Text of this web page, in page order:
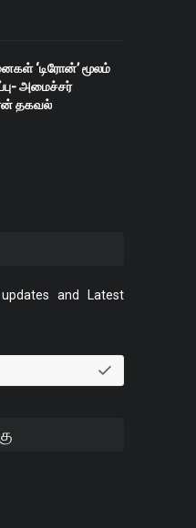
‘டிரோன்’ மூலம்
அமைச்சர்
தகவல்
and Latest